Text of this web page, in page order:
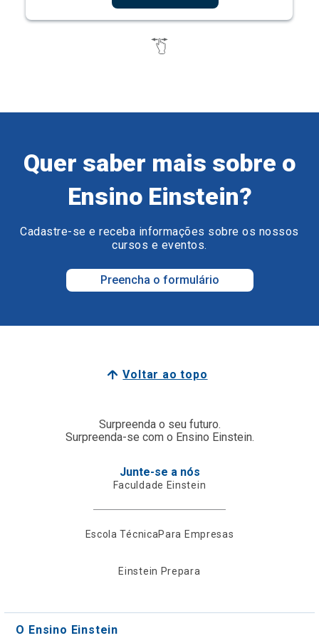
Quer saber mais sobre o
Ensino Einstein?
Cadastre-se e receba informações sobre os nossos
cursos e eventos.
Preencha o formulário
Voltar ao topo
Surpreenda o seu futuro.
Surpreenda-se com o Ensino Einstein.
Junte-se a nós
Faculdade Einstein
Escola TécnicaPara Empresas
Einstein Prepara
O Ensino Einstein